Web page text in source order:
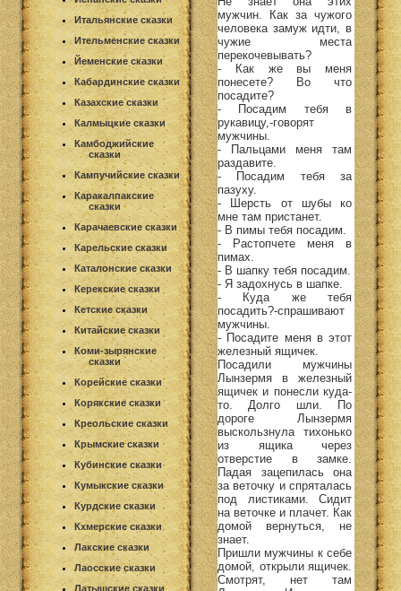
Итальянские сказки
Ительменские сказки
Йеменские сказки
Кабардинские сказки
Казахские сказки
Калмыцкие сказки
Камбоджийские
сказки
Кампучийские сказки
Каракалпакские
сказки
Карачаевские сказки
Карельские сказки
Каталонские сказки
Керекские сказки
Кетские сказки
Китайские сказки
Коми-зырянские
сказки
Корейские сказки
Корякские сказки
Креольские сказки
Крымские сказки
Кубинские сказки
Кумыкские сказки
Курдские сказки
Кхмерские сказки
Лакские сказки
Лаосские сказки
Латышские сказки
мужчин. Как за чужого
человека замуж идти, в
чужие места
перекочевывать?
- Как же вы меня
понесете? Во что
посадите?
- Посадим тебя в
рукавицу,-говорят
мужчины.
- Пальцами меня там
раздавите.
- Посадим тебя за
пазуху.
- Шерсть от шубы ко
мне там пристанет.
- В пимы тебя посадим.
- Растопчете меня в
пимах.
- В шапку тебя посадим.
- Я задохнусь в шапке.
- Куда же тебя
посадить?-спрашивают
мужчины.
- Посадите меня в этот
железный ящичек.
Посадили мужчины
Лынзермя в железный
ящичек и понесли куда-
то. Долго шли. По
дороге Лынзермя
выскользнула тихонько
из ящика через
отверстие в замке.
Падая зацепилась она
за веточку и спряталась
под листиками. Сидит
на веточке и плачет. Как
домой вернуться, не
знает.
Пришли мужчины к себе
домой, открыли ящичек.
Смотрят, нет там